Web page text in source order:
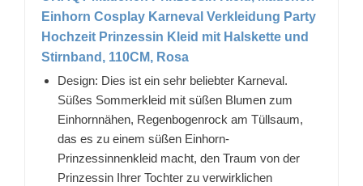
Einhorn Cosplay Karneval Verkleidung Party
Hochzeit Prinzessin Kleid mit Halskette und
Stirnband, 110CM, Rosa
Design: Dies ist ein sehr beliebter Karneval.
Süßes Sommerkleid mit süßen Blumen zum
Einhornnähen, Regenbogenrock am Tüllsaum,
das es zu einem süßen Einhorn-
Prinzessinnenkleid macht, den Traum von der
Prinzessin Ihrer Tochter zu verwirklichen